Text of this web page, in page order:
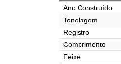
Ano Construído
Tonelagem
Registro
Comprimento
Feixe